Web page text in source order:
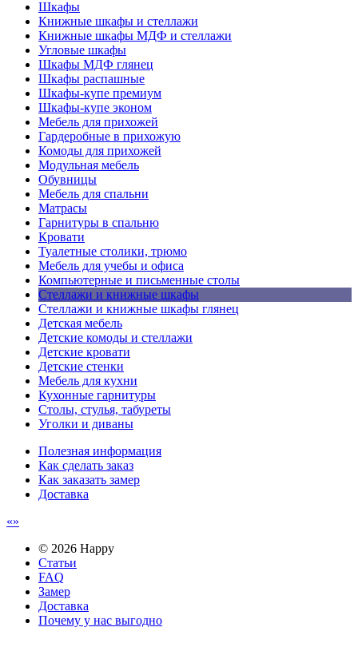
Шкафы
Книжные шкафы и стеллажи
Книжные шкафы МДФ и стеллажи
Угловые шкафы
Шкафы МДФ глянец
Шкафы распашные
Шкафы-купе премиум
Шкафы-купе эконом
Мебель для прихожей
Гардеробные в прихожую
Комоды для прихожей
Модульная мебель
Обувницы
Мебель для спальни
Матрасы
Гарнитуры в спальню
Кровати
Туалетные столики, трюмо
Мебель для учебы и офиса
Компьютерные и письменные столы
Стеллажи и книжные шкафы
Стеллажи и книжные шкафы глянец
Детская мебель
Детские комоды и стеллажи
Детские кровати
Детские стенки
Мебель для кухни
Кухонные гарнитуры
Столы, стулья, табуреты
Уголки и диваны
Полезная информация
Как сделать заказ
Как заказать замер
Доставка
© 2026 Happy
Статьи
FAQ
Замер
Доставка
Почему у нас выгодно